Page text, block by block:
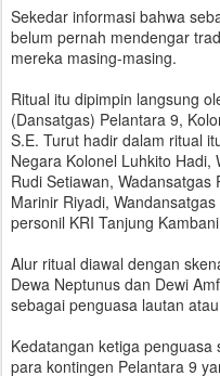
Sekedar informasi bahwa
belum pernah mendengar
mereka masing-masing.
Ritual itu dipimpin langsung
(Dansatgas) Pelantara 9,
S.E. Turut hadir dalam ritual
Negara Kolonel Luhkito Hadi,
Rudi Setiawan,
Marinir Riyadi,
personil KRI Tanjung
Alur ritual diawal dengan
Dewa Neptunus dan Dewi
sebagai penguasa lautan
Kedatangan ketiga
para kontingen Pelantara 9